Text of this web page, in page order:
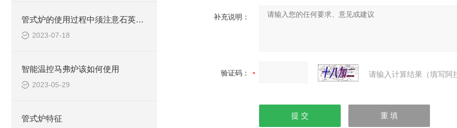
管式炉的使用过程中须注意石英管的使用和维护
2023-07-18
智能温控马弗炉该如何使用
2023-05-29
管式炉特征
补充说明：
验证码： 请输入计算结果（填写阿